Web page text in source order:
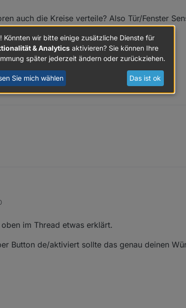
auch die Kreise verteile? Also Tür/Fenster
da auch ein Bespiel für mich?
Mittagsruhe ein (krankheitsbedingt). In dieser Zeit
auch die Kreise verteile? Also Tür/Fenster Sensor
abzubilden.
du da auch ein Bespiel für mich?
im Thread etwas erklärt.
Button de/aktiviert sollte das genau deinen
Könnten wir bitte einige zusätzliche Dienste für
& Analytics aktivieren? Sie können Ihre
später jederzeit ändern oder zurückziehen.
Sie mich wählen Das ist ok